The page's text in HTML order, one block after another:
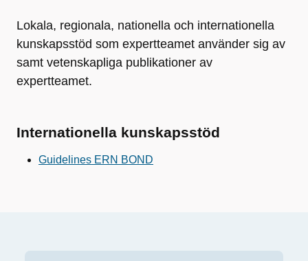
Lokala, regionala, nationella och internationella
kunskapsstöd som expertteamet använder sig av
samt vetenskapliga publikationer av
expertteamet.
Internationella kunskapsstöd
Guidelines ERN BOND